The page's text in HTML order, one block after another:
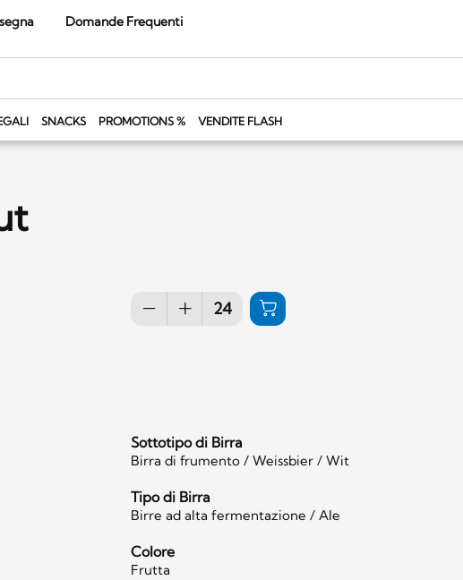
Domande Frequenti
SNACKS PROMOTIONS % VENDITE FLASH
Sottotipo di Birra
Birra di frumento / Weissbier / Wit
Tipo di Birra
Birre ad alta fermentazione / Ale
Colore
Frutta